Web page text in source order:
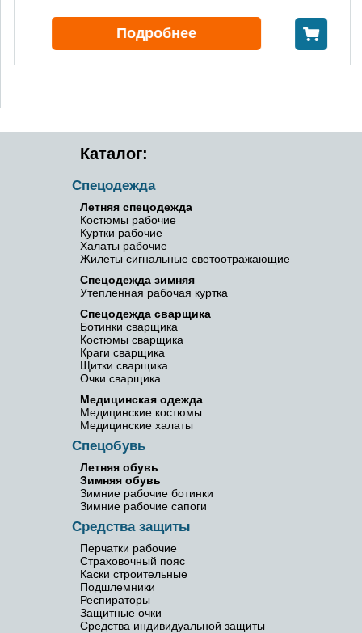
Подробнее
Каталог:
Спецодежда
Летняя спецодежда
Костюмы рабочие
Куртки рабочие
Халаты рабочие
Жилеты сигнальные светоотражающие
Спецодежда зимняя
Утепленная рабочая куртка
Спецодежда сварщика
Ботинки сварщика
Костюмы сварщика
Краги сварщика
Щитки сварщика
Очки сварщика
Медицинская одежда
Медицинские костюмы
Медицинские халаты
Спецобувь
Летняя обувь
Зимняя обувь
Зимние рабочие ботинки
Зимние рабочие сапоги
Средства защиты
Перчатки рабочие
Страховочный пояс
Каски строительные
Подшлемники
Респираторы
Защитные очки
Средства индивидуальной защиты